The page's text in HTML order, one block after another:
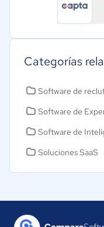
Categorías
Software de
Software de
Software de
Soluciones SaaS